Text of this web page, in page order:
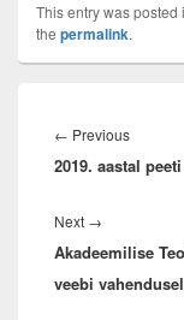
This entry was posted
the permalink.
← PreviousPrevious
post:
2019. aastal
Next →
post:
Akadeemilise
veebi